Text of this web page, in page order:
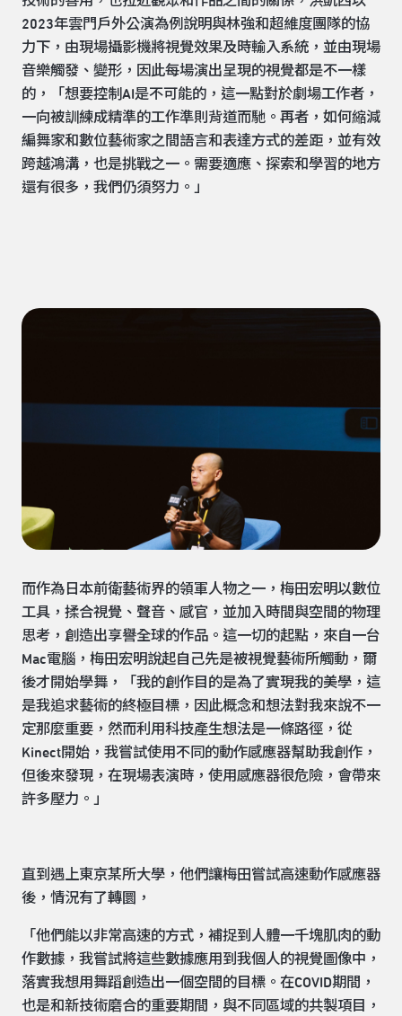
2023年雲門戶外公演為例說明與林強和超維度團隊的協
力下，由現場攝影機將視覺效果及時輸入系統，並由現場
音樂觸發、變形，因此每場演出呈現的視覺都是不一樣
的，「想要控制AI是不可能的，這一點對於劇場工作者，
一向被訓練成精準的工作準則背道而馳。再者，如何縮減
編舞家和數位藝術家之間語言和表達方式的差距，並有效
跨越鴻溝，也是挑戰之一。需要適應、探索和學習的地方
還有很多，我們仍須努力。」
而作為日本前衛藝術界的領軍人物之一，梅田宏明以數位
工具，揉合視覺、聲音、感官，並加入時間與空間的物理
思考，創造出享譽全球的作品。這一切的起點，來自一台
Mac電腦，梅田宏明說起自己先是被視覺藝術所觸動，爾
後才開始學舞，「我的創作目的是為了實現我的美學，這
是我追求藝術的終極目標，因此概念和想法對我來說不一
定那麼重要，然而利用科技產生想法是一條路徑，從
Kinect開始，我嘗試使用不同的動作感應器幫助我創作，
但後來發現，在現場表演時，使用感應器很危險，會帶來
許多壓力。」
直到遇上東京某所大學，他們讓梅田嘗試高速動作感應器
後，情況有了轉圜，
「他們能以非常高速的方式，補捉到人體一千塊肌肉的動
作數據，我嘗試將這些數據應用到我個人的視覺圖像中，
落實我想用舞蹈創造出一個空間的目標。在COVID期間，
也是和新技術磨合的重要期間，與不同區域的共製項目，